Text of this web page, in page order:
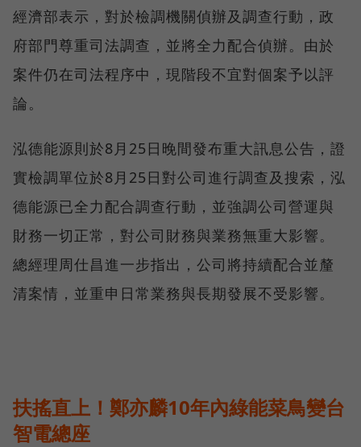
經濟部表示，對於檢調機關偵辦及調查行動，政
府部門尊重司法調查，並將全力配合偵辦。由於
案件仍在司法程序中，現階段不宜對個案予以評
論。
泓德能源則於8月25日晚間發布重大訊息公告，證
實檢調單位於8月25日對公司進行調查及搜索，泓
德能源已全力配合調查行動，並強調公司營運與
財務一切正常，對公司財務與業務無重大影響。
總經理周仕昌進一步指出，公司將持續配合並釐
清案情，並重申日常業務與長期發展不受影響。
扶搖直上！鄭亦麟10年內綠能菜鳥變台
智電總座